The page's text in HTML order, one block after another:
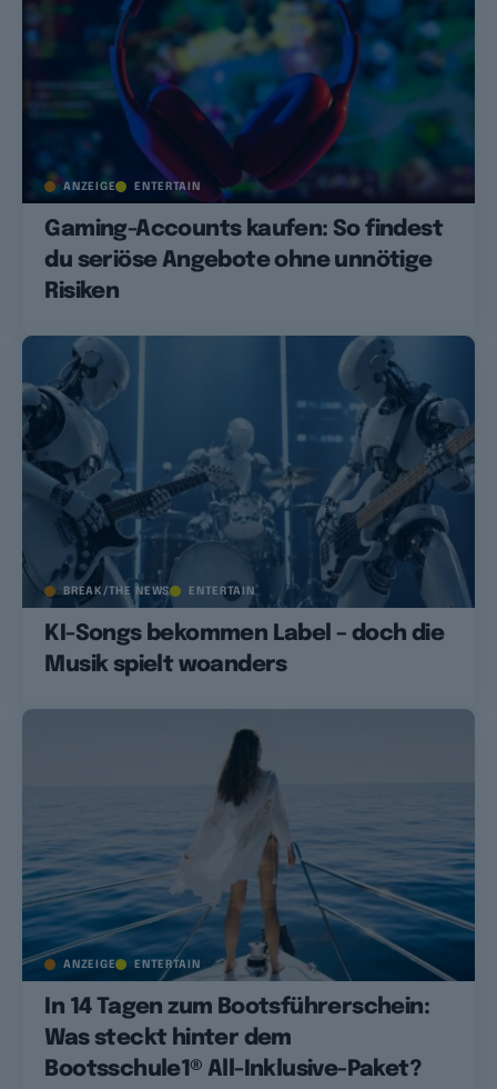
ANZEIGE ENTERTAIN
Gaming-Accounts kaufen: So findest
du seriöse Angebote ohne unnötige
Risiken
BREAK/THE NEWS ENTERTAIN
KI-Songs bekommen Label – doch die
Musik spielt woanders
ANZEIGE ENTERTAIN
In 14 Tagen zum Bootsführerschein:
Was steckt hinter dem
Bootsschule1® All-Inklusive-Paket?